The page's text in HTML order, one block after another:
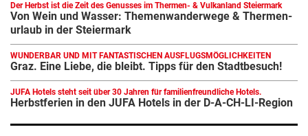
Der Herbst ist die Zeit des Genusses im Thermen- & Vulkanland Steiermark
Von Wein und Wasser: Themen­wan­der­wege & Ther­men­
ur­laub in der Stei­er­mark
WUNDERBAR UND MIT FANTASTISCHEN AUSFLUGSMÖGLICHKEITEN
Graz. Eine Liebe, die bleibt. Tipps für den Stadt­be­such!
JUFA Hotels steht seit über 30 Jahren für familienfreundliche Hotels.
Herbst­fe­rien in den JUFA Hotels in der D-A-CH-LI-Region